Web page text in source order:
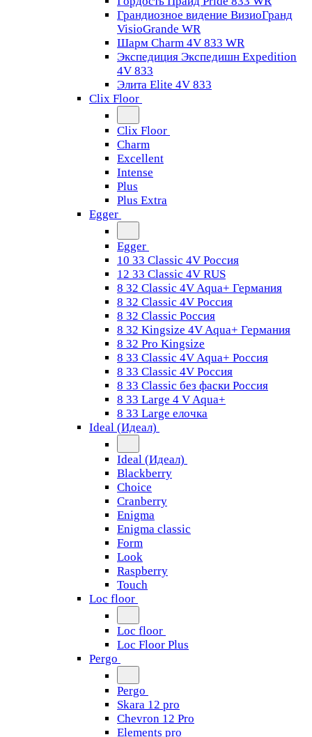
Грандиозное видение ВизиоГранд
VisioGrande WR
Шарм Charm 4V 833 WR
Экспедиция Экспедишн Expedition
4V 833
Элита Elite 4V 833
Clix Floor
Clix Floor
Charm
Excellent
Intense
Plus
Plus Extra
Egger
Egger
10 33 Classic 4V Россия
12 33 Classic 4V RUS
8 32 Classic 4V Aqua+ Германия
8 32 Classic 4V Россия
8 32 Classic Россия
8 32 Kingsize 4V Aqua+ Германия
8 32 Pro Kingsize
8 33 Classic 4V Aqua+ Россия
8 33 Classic 4V Россия
8 33 Classic без фаски Россия
8 33 Large 4 V Aqua+
8 33 Large елочка
Ideal (Идеал)
Ideal (Идеал)
Blackberry
Choice
Cranberry
Enigma
Enigma classic
Form
Look
Raspberry
Touch
Loc floor
Loc floor
Loc Floor Plus
Pergo
Pergo
Skara 12 pro
Chevron 12 Pro
Elements pro